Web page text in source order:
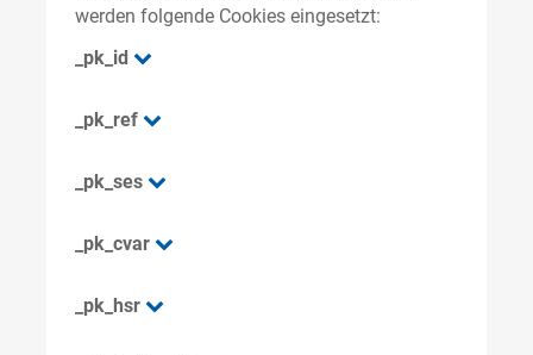
werden folgende Cookies eingesetzt:
_pk_id
_pk_ref
_pk_ses
_pk_cvar
_pk_hsr